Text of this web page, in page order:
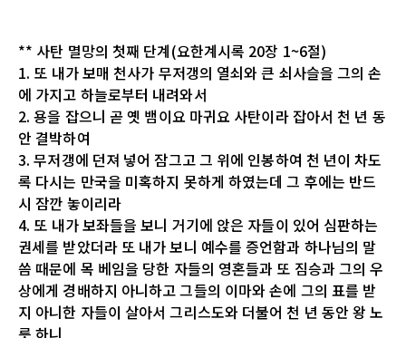
** 사탄 멸망의 첫째 단계(요한계시록 20장 1~6절)
1. 또 내가 보매 천사가 무저갱의 열쇠와 큰 쇠사슬을 그의 손
에 가지고 하늘로부터 내려와서
2. 용을 잡으니 곧 옛 뱀이요 마귀요 사탄이라 잡아서 천 년 동
안 결박하여
3. 무저갱에 던져 넣어 잠그고 그 위에 인봉하여 천 년이 차도
록 다시는 만국을 미혹하지 못하게 하였는데 그 후에는 반드
시 잠깐 놓이리라
4. 또 내가 보좌들을 보니 거기에 앉은 자들이 있어 심판하는
권세를 받았더라 또 내가 보니 예수를 증언함과 하나님의 말
씀 때문에 목 베임을 당한 자들의 영혼들과 또 짐승과 그의 우
상에게 경배하지 아니하고 그들의 이마와 손에 그의 표를 받
지 아니한 자들이 살아서 그리스도와 더불어 천 년 동안 왕 노
릇 하니